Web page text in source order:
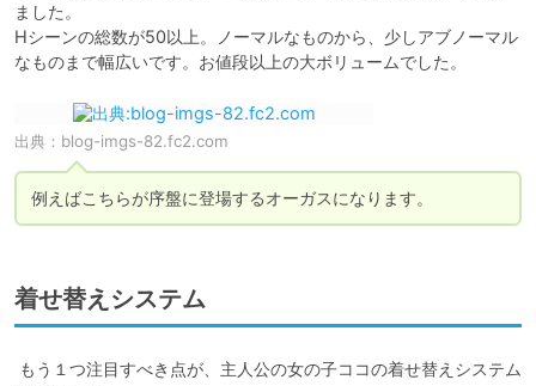
ました。
Hシーンの総数が50以上。ノーマルなものから、少しアブノーマル
なものまで幅広いです。お値段以上の大ボリュームでした。
出典： blog-imgs-82.fc2.com
例えばこちらが序盤に登場するオーガスになります。
着せ替えシステム